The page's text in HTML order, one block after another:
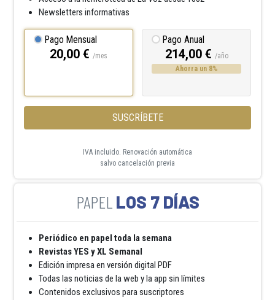
Newsletters informativas
Pago Mensual
20,00 € /mes
Pago Anual
214,00 € /año
Ahorra un 8%
SUSCRÍBETE
IVA incluido. Renovación automática
salvo cancelación previa
LOS 7 DÍAS
Periódico en papel toda la semana
Revistas YES y XL Semanal
Edición impresa en versión digital PDF
Todas las noticias de la web y la app sin límites
Contenidos exclusivos para suscriptores